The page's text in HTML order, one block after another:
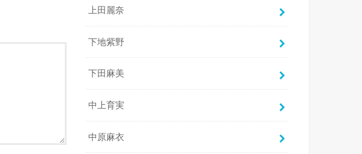
上田麗奈
下地紫野
下田麻美
中上育実
中原麻衣